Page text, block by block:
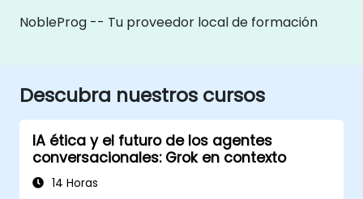
NobleProg -- Tu proveedor local de formación
Descubra nuestros cursos
IA ética y el futuro de los agentes
conversacionales: Grok en contexto
14 Horas